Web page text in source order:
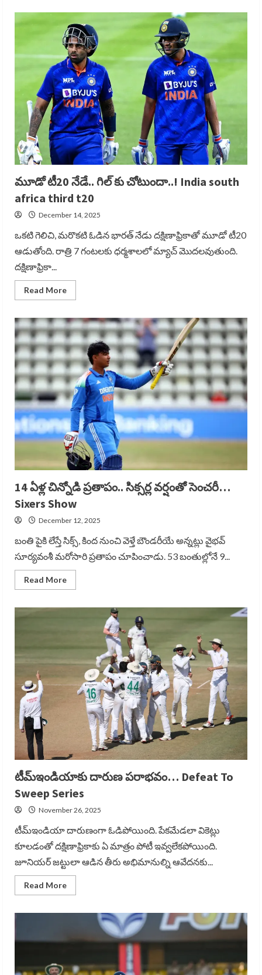
పాక్
వన్డే
సమరం
నేడే…..India
pak
u19
match
మూడో టీ20 నేడే.. గిల్ కు చోటుందా..! India south
africa third t20
December 14, 2025
ఒకటి గెలిచి, మరొకటి ఓడిన భారత్ నేడు దక్షిణాఫ్రికాతో మూడో టీ20
ఆడుతోంది. రాత్రి 7 గంటలకు ధర్మశాలలో మ్యాచ్ మొదలవుతుంది.
దక్షిణాఫ్రికా...
Read MoreRead
more
టీ20
నేడే..
గిల్
కు
చోటుందా..!
India
south
africa
third
t20
14 ఏళ్ల చిన్నోడి ప్రతాపం.. సిక్సర్ల వర్షంతో సెంచరీ…
Sixers Show
December 12, 2025
బంతి పైకి లేస్తే సిక్స్, కింద నుంచి వెళ్తే బౌండరీయే అన్నట్లు వైభవ్
సూర్యవంశీ మరోసారి ప్రతాపం చూపించాడు. 53 బంతుల్లోనే 9...
Read MoreRead
more
వర్షంతో
సెంచరీ…
Sixers
Show
టీమ్ఇండియాకు దారుణ పరాభవం… Defeat To
Sweep Series
November 26, 2025
టీమ్ఇండియా దారుణంగా ఓడిపోయింది. పేకమేడలా వికెట్లు
కూలడంతో దక్షిణాఫ్రికాకు ఏ మాత్రం పోటీ ఇవ్వలేకపోయింది.
జూనియర్ జట్టులా ఆడిన తీరు అభిమానుల్ని ఆవేదనకు...
Read MoreRead
more
పరాభవం…
To